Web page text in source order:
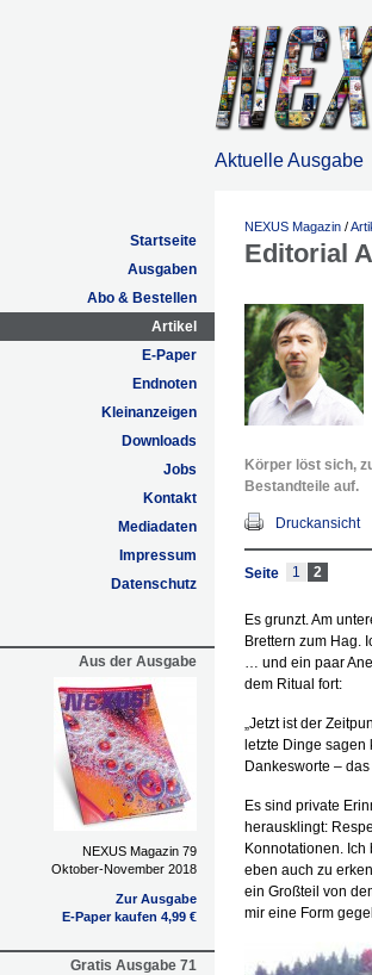
Aktuelle Ausgabe
Startseite
Ausgaben
Abo & Bestellen
Artikel
E-Paper
Endnoten
Kleinanzeigen
Downloads
Jobs
Kontakt
Mediadaten
Impressum
Datenschutz
Aus der Ausgabe
NEXUS Magazin 79
Oktober-November 2018
Zur Ausgabe
E-Paper kaufen 4,99 €
Gratis Ausgabe 71
NEXUS Magazin /
Editorial
Körper löst sich,
Bestandteile auf.
Druckansicht
Seite 1 2
Es grunzt. Am
Brettern zum Hag.
… und ein paar
dem Ritual fort:
„Jetzt ist der
letzte Dinge
Dankesworte –
Es sind private
herausklingt:
Konnotationen.
eben auch zu
ein Großteil von
mir eine Form